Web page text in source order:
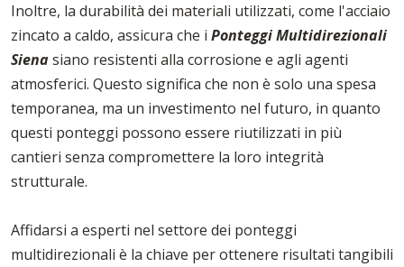
Inoltre, la durabilità dei materiali utilizzati, come l'acciaio
zincato a caldo, assicura che i Ponteggi Multidirezionali
Sienasiano resistenti alla corrosione e agli agenti
atmosferici. Questo significa che non è solo una spesa
temporanea, ma un investimento nel futuro, in quanto
questi ponteggi possono essere riutilizzati in più
cantieri senza compromettere la loro integrità
strutturale.
Affidarsi a esperti nel settore dei ponteggi
multidirezionali è la chiave per ottenere risultati tangibili